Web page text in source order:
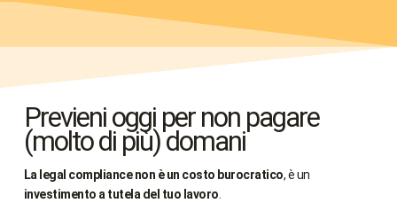
Previeni oggi per non pagare
(molto di più) domani
La legal compliance non è un costo burocratico, è un
investimento a tutela del tuo lavoro